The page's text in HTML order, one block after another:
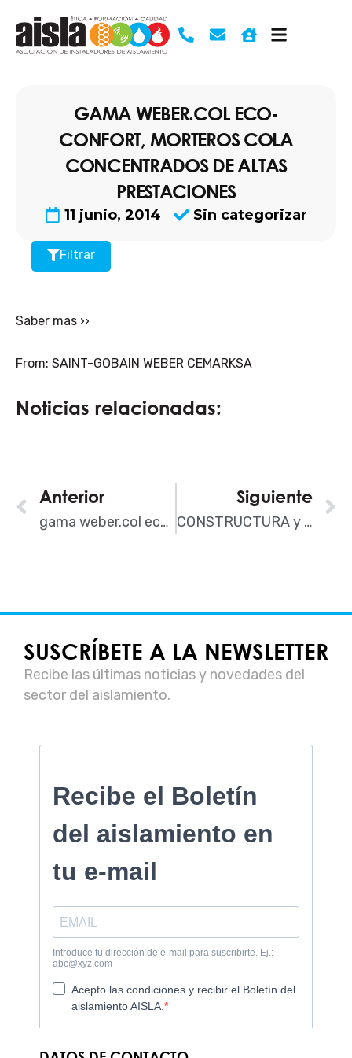
contenido
GAMA WEBER.COL ECO-
CONFORT, MORTEROS COLA
CONCENTRADOS DE ALTAS
PRESTACIONES
11 junio, 2014 Sin categorizar
Filtrar
Saber mas ››
From: SAINT-GOBAIN WEBER CEMARKSA
Noticias relacionadas:
Ant
Anterior
gama weber.col eco-confort, morteros cola concentrados de alto rendimiento
Siguiente
CONSTRUCTURA y la rehabilitación de fachadas con Poliuretano
SUSCRÍBETE A LA NEWSLETTER
Recibe las últimas noticias y novedades del
sector del aislamiento.